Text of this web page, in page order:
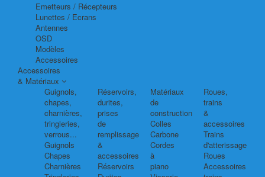
Emetteurs / Récepteurs
Lunettes / Ecrans
Antennes
OSD
Modèles
Accessoires
Accessoires
& Matériaux
Guignols,
chapes,
charnières,
tringleries,
verrous...
Guignols
Chapes
Charnières
Réservoirs,
durites,
prises
de
remplissage
&
accessoires
Réservoirs
Matériaux
de
construction
Colles
Carbone
Cordes
à
piano
Roues,
trains
&
accessoires
Trains
d'atterissage
Roues
Accessoires